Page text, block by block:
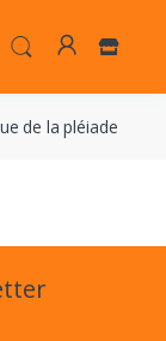
de la pléiade